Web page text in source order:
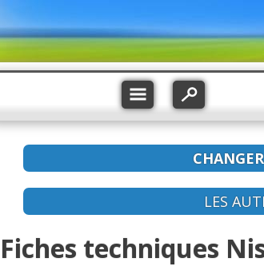
LES
Fiches techniques